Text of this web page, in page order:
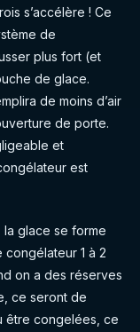
s’accélère ! Ce
de
plus fort (et
de glace.
de moins d’air
de porte.
et
est
la glace se forme
1 à 2
on a des réserves
ce seront de
être congelées, ce